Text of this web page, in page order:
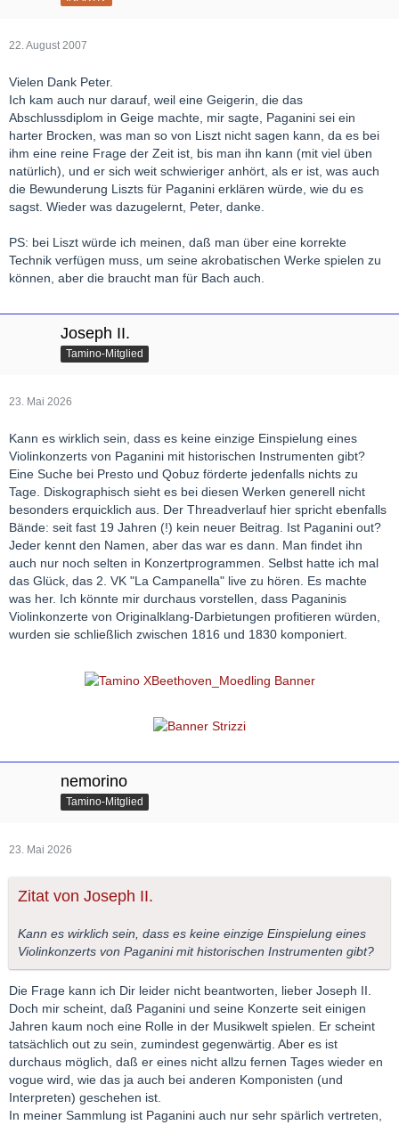
22. August 2007
Vielen Dank Peter.
Ich kam auch nur darauf, weil eine Geigerin, die das
Abschlussdiplom in Geige machte, mir sagte, Paganini sei ein
harter Brocken, was man so von Liszt nicht sagen kann, da es bei
ihm eine reine Frage der Zeit ist, bis man ihn kann (mit viel üben
natürlich), und er sich weit schwieriger anhört, als er ist, was auch
die Bewunderung Liszts für Paganini erklären würde, wie du es
sagst. Wieder was dazugelernt, Peter, danke.
PS: bei Liszt würde ich meinen, daß man über eine korrekte
Technik verfügen muss, um seine akrobatischen Werke spielen zu
können, aber die braucht man für Bach auch.
Joseph II.
Tamino-Mitglied
23. Mai 2026
Kann es wirklich sein, dass es keine einzige Einspielung eines
Violinkonzerts von Paganini mit historischen Instrumenten gibt?
Eine Suche bei Presto und Qobuz förderte jedenfalls nichts zu
Tage. Diskographisch sieht es bei diesen Werken generell nicht
besonders erquicklich aus. Der Threadverlauf hier spricht ebenfalls
Bände: seit fast 19 Jahren (!) kein neuer Beitrag. Ist Paganini out?
Jeder kennt den Namen, aber das war es dann. Man findet ihn
auch nur noch selten in Konzertprogrammen. Selbst hatte ich mal
das Glück, das 2. VK "La Campanella" live zu hören. Es machte
was her. Ich könnte mir durchaus vorstellen, dass Paganinis
Violinkonzerte von Originalklang-Darbietungen profitieren würden,
wurden sie schließlich zwischen 1816 und 1830 komponiert.
nemorino
Tamino-Mitglied
23. Mai 2026
Zitat von Joseph II.
Kann es wirklich sein, dass es keine einzige Einspielung eines
Violinkonzerts von Paganini mit historischen Instrumenten gibt?
Die Frage kann ich Dir leider nicht beantworten, lieber Joseph II.
Doch mir scheint, daß Paganini und seine Konzerte seit einigen
Jahren kaum noch eine Rolle in der Musikwelt spielen. Er scheint
tatsächlich out zu sein, zumindest gegenwärtig. Aber es ist
durchaus möglich, daß er eines nicht allzu fernen Tages wieder en
vogue wird, wie das ja auch bei anderen Komponisten (und
Interpreten) geschehen ist.
In meiner Sammlung ist Paganini auch nur sehr spärlich vertreten,